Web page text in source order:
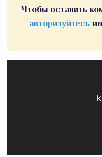
Чтобы оставить
авторизуйтесь